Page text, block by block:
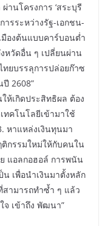
นโครงการ ‘สระบุรี
รระหว่างรัฐ-เอกชน-
องต้นแบบคาร์บอนต่ำ
หวัดอื่น ๆ เปลี่ยนผ่าน
ยบรรลุการปล่อยก๊าซ
2608”
ห้เกิดประสิทธิผล ต้อง
ทคโนโลยีเข้ามาใช้
หาแหล่งเงินทุนมา
กรรมใหม่ให้กับคนใน
แอลกอฮอล์ การพนัน
น เพื่อนำเงินมาตั้งหลัก
ามารถทำซ้ำ ๆ แล้ว
จ เข้าถึง พัฒนา”